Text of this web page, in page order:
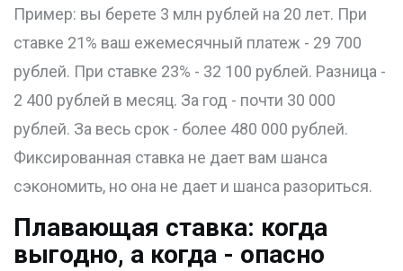
Пример: вы берете 3 млн рублей на 20 лет. При
ставке 21% ваш ежемесячный платеж - 29 700
рублей. При ставке 23% - 32 100 рублей. Разница -
2 400 рублей в месяц. За год - почти 30 000
рублей. За весь срок - более 480 000 рублей.
Фиксированная ставка не дает вам шанса
сэкономить, но она не дает и шанса разориться.
Плавающая ставка: когда
выгодно, а когда - опасно